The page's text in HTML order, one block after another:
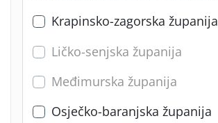
Krapinsko-zagorska županija
Ličko-senjska županija
Međimurska županija
Osječko-baranjska županija